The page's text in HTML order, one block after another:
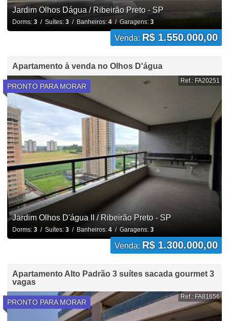
Jardim Olhos Dágua / Ribeirão Preto - SP
Dorms: 3/ Suítes: 3/ Banheiros: 4/ Garagens:3
Venda: R$ 1.550.000,00
Apartamento à venda no Olhos D'água
PRONTO PARA MORAR
Ref.: FA20251
Jardim Olhos D'água II / Ribeirão Preto - SP
Dorms: 3/ Suítes: 3/ Banheiros: 4/ Garagens: 3
Venda: R$ 1.300.000,00
Apartamento Alto Padrão 3 suítes sacada gourmet 3
vagas
PRONTO PARA MORAR
Ref.: FA81656